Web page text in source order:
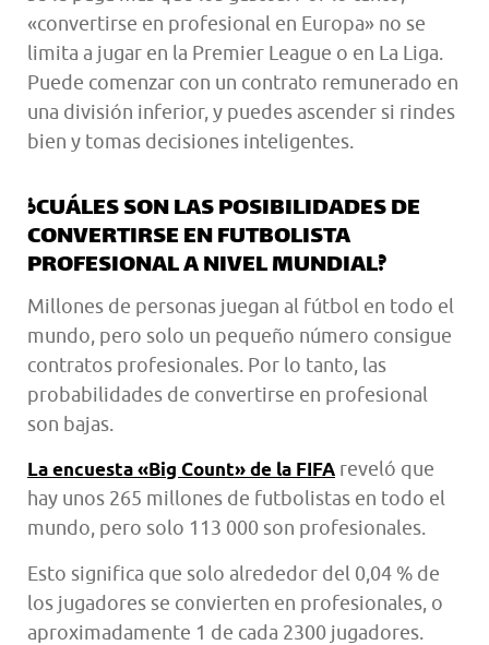
«convertirse en profesional en Europa» no se
limita a jugar en la Premier League o en La Liga.
Puede comenzar con un contrato remunerado en
una división inferior, y puedes ascender si rindes
bien y tomas decisiones inteligentes.
¿CUÁLES SON LAS POSIBILIDADES DE
CONVERTIRSE EN FUTBOLISTA
PROFESIONAL A NIVEL MUNDIAL?
Millones de personas juegan al fútbol en todo el
mundo, pero solo un pequeño número consigue
contratos profesionales. Por lo tanto, las
probabilidades de convertirse en profesional
son bajas.
La encuesta «Big Count» de la FIFA reveló que
hay unos 265 millones de futbolistas en todo el
mundo, pero solo 113 000 son profesionales.
Esto significa que solo alrededor del 0,04 % de
los jugadores se convierten en profesionales, o
aproximadamente 1 de cada 2300 jugadores.